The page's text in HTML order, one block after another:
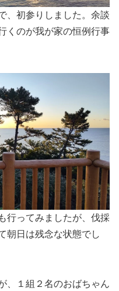
、初参りしました。余談
くのが我が家の恒例行事
行ってみましたが、伐採
朝日は残念な状態でし
、１組２名のおばちゃん